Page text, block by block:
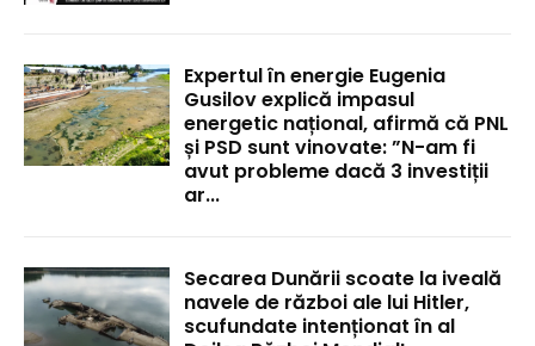
Expertul în energie Eugenia
Gusilov explică impasul
energetic național, afirmă că PNL
și PSD sunt vinovate: ”N-am fi
avut probleme dacă 3 investiții
ar...
Secarea Dunării scoate la iveală
navele de război ale lui Hitler,
scufundate intenționat în al